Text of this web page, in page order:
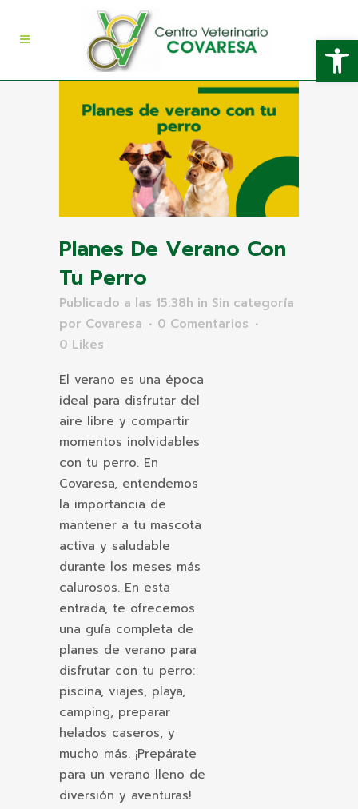
Planes De Verano Con
Tu Perro
Publicado a las 15:38h in Sin categoría
por Covaresa
0 Comentarios
0 Likes
El verano es una época
ideal para disfrutar del
aire libre y compartir
momentos inolvidables
con tu perro. En
Covaresa, entendemos
la importancia de
mantener a tu mascota
activa y saludable
durante los meses más
calurosos. En esta
entrada, te ofrecemos
una guía completa de
planes de verano para
disfrutar con tu perro:
piscina, viajes, playa,
camping, preparar
helados caseros, y
mucho más. ¡Prepárate
para un verano lleno de
diversión y aventuras!